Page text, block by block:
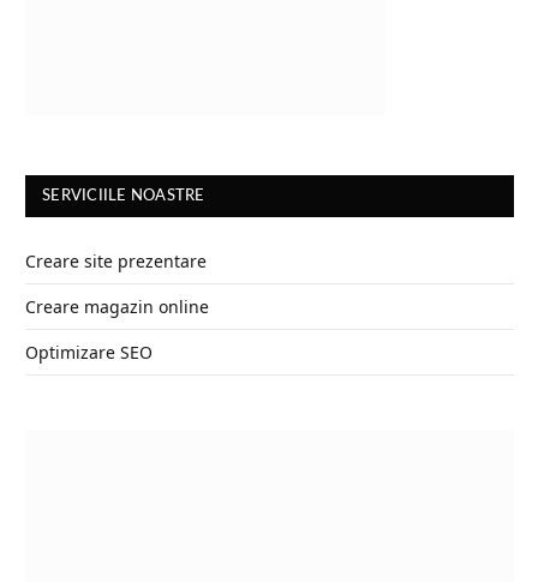
SERVICIILE NOASTRE
Creare site prezentare
Creare magazin online
Optimizare SEO